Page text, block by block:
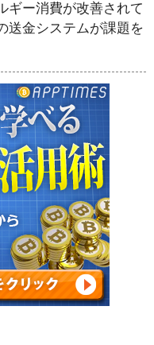
ギー消費が改善されて
送金システムが課題を